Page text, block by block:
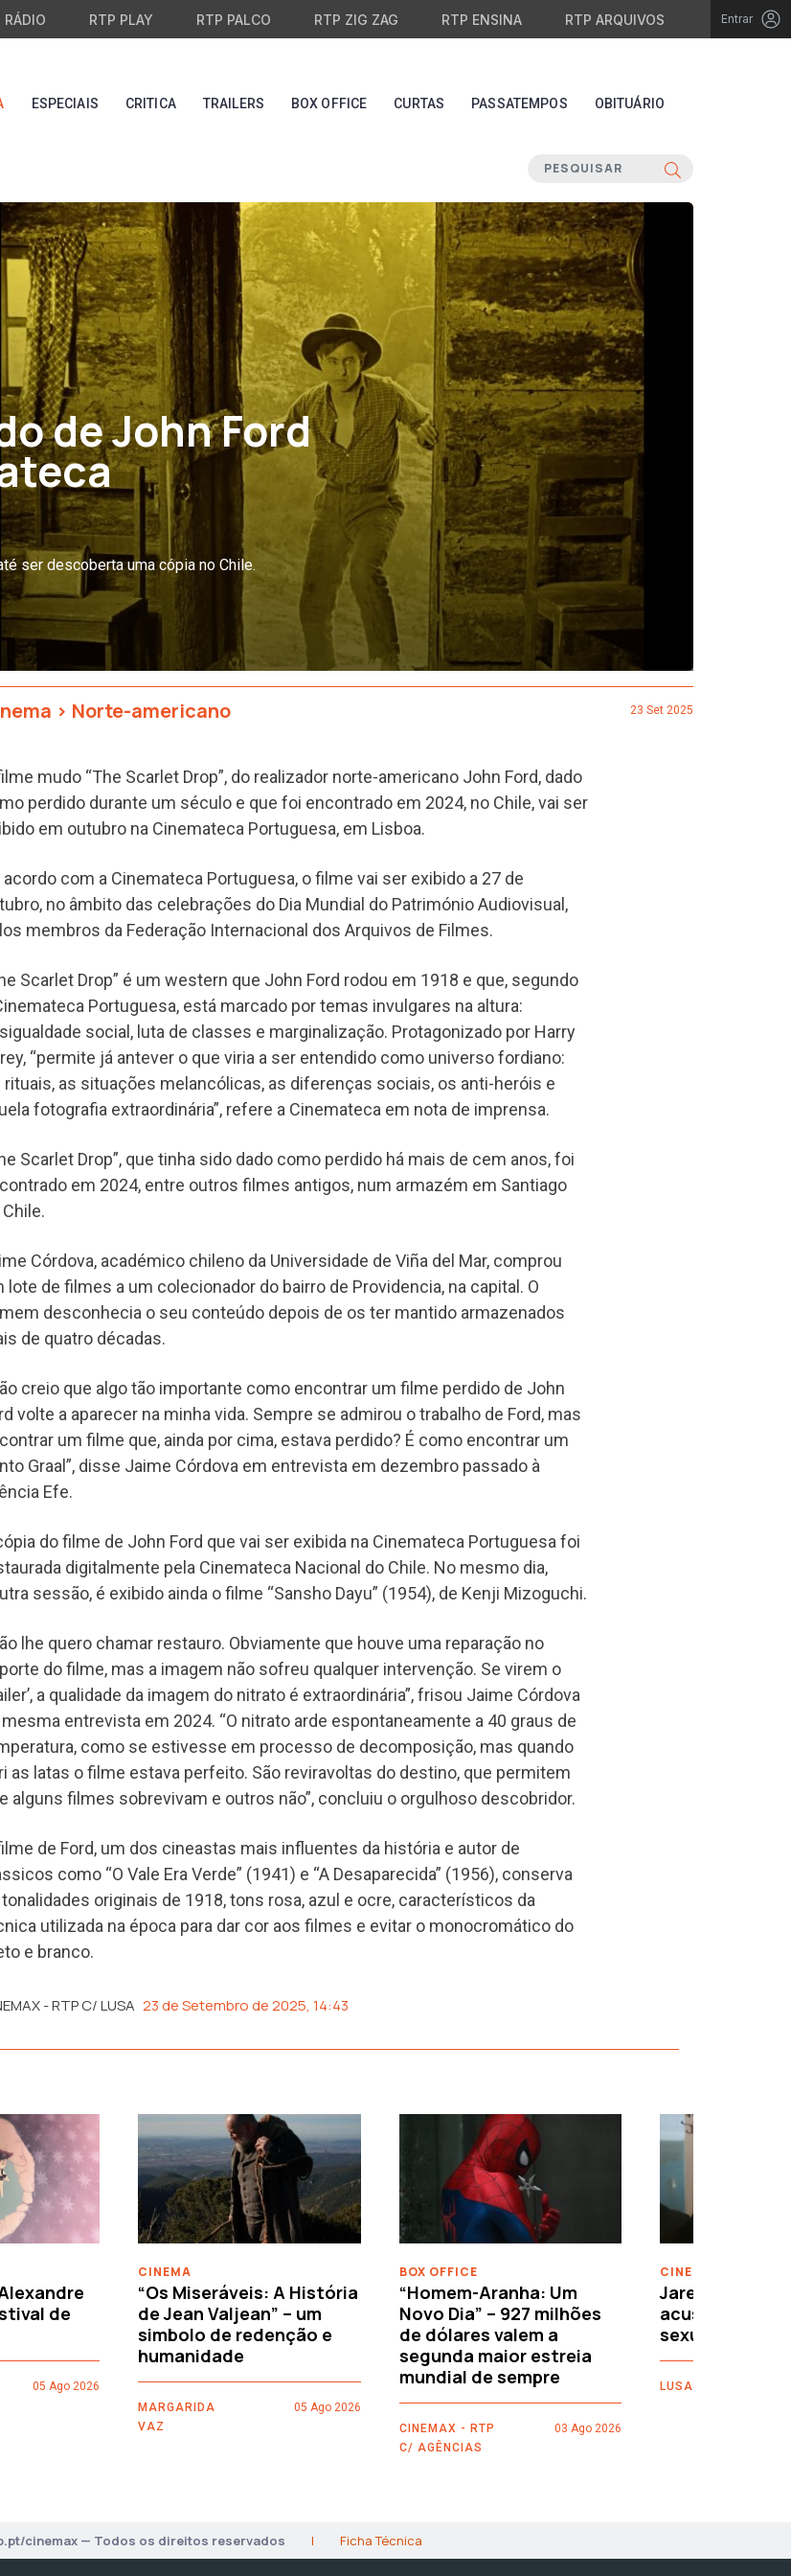
RÁDIO RTP PLAY RTP PALCO RTP ZIG ZAG RTP ENSINA RTP ARQUIVOS Entrar
ESPECIAIS CRITICA TRAILERS BOX OFFICE CURTAS PASSATEMPOS OBITUÁRIO
de John Ford
ser descoberta uma cópia no Chile.
> Norte-americano 23 Set 2025
mudo “The Scarlet Drop”, do realizador norte-americano John Ford, dado
perdido durante um século e que foi encontrado em 2024, no Chile, vai ser
em outubro na Cinemateca Portuguesa, em Lisboa.
acordo com a Cinemateca Portuguesa, o filme vai ser exibido a 27 de
no âmbito das celebrações do Dia Mundial do Património Audiovisual,
membros da Federação Internacional dos Arquivos de Filmes.
Scarlet Drop” é um western que John Ford rodou em 1918 e que, segundo
Portuguesa, está marcado por temas invulgares na altura:
social, luta de classes e marginalização. Protagonizado por Harry
“permite já antever o que viria a ser entendido como universo fordiano:
rituais, as situações melancólicas, as diferenças sociais, os anti-heróis e
fotografia extraordinária”, refere a Cinemateca em nota de imprensa.
Scarlet Drop”, que tinha sido dado como perdido há mais de cem anos, foi
em 2024, entre outros filmes antigos, num armazém em Santiago
Córdova, académico chileno da Universidade de Viña del Mar, comprou
lote de filmes a um colecionador do bairro de Providencia, na capital. O
desconhecia o seu conteúdo depois de os ter mantido armazenados
de quatro décadas.
creio que algo tão importante como encontrar um filme perdido de John
volte a aparecer na minha vida. Sempre se admirou o trabalho de Ford, mas
um filme que, ainda por cima, estava perdido? É como encontrar um
Graal”, disse Jaime Córdova em entrevista em dezembro passado à
Efe.
do filme de John Ford que vai ser exibida na Cinemateca Portuguesa foi
digitalmente pela Cinemateca Nacional do Chile. No mesmo dia,
sessão, é exibido ainda o filme “Sansho Dayu” (1954), de Kenji Mizoguchi.
lhe quero chamar restauro. Obviamente que houve uma reparação no
do filme, mas a imagem não sofreu qualquer intervenção. Se virem o
a qualidade da imagem do nitrato é extraordinária”, frisou Jaime Córdova
mesma entrevista em 2024. “O nitrato arde espontaneamente a 40 graus de
como se estivesse em processo de decomposição, mas quando
as latas o filme estava perfeito. São reviravoltas do destino, que permitem
alguns filmes sobrevivam e outros não”, concluiu o orgulhoso descobridor.
de Ford, um dos cineastas mais influentes da história e autor de
como “O Vale Era Verde” (1941) e “A Desaparecida” (1956), conserva
originais de 1918, tons rosa, azul e ocre, característicos da
utilizada na época para dar cor aos filmes e evitar o monocromático do
e branco.
- RTP C/ LUSA 23 de Setembro de 2025, 14:43
de
05 Ago 2026
CINEMA
“Os Miseráveis: A História
de Jean Valjean” – um
simbolo de redenção e
humanidade
MARGARIDA
VAZ
05 Ago 2026
BOX OFFICE
“Homem-Aranha: Um
Novo Dia” – 927 milhões
de dólares valem a
segunda maior estreia
mundial de sempre
CINEMAX - RTP
C/ AGÊNCIAS
03 Ago 2026
CINEMA
Jared Leto
acusações de
sexuais
LUSA
cinemax — Todos os direitos reservados | Ficha Técnica